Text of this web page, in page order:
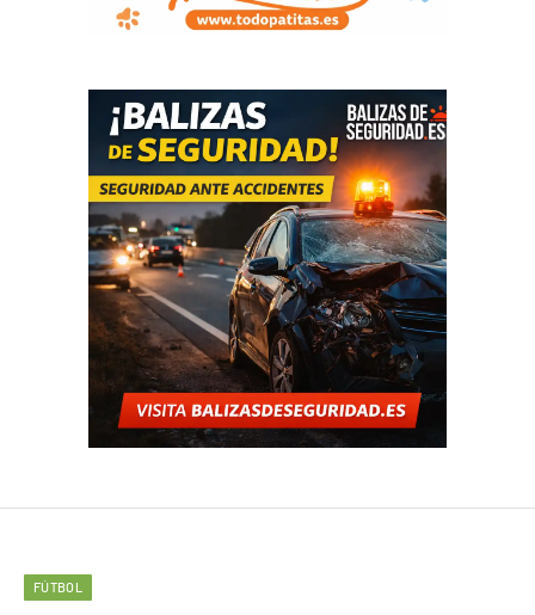
FÚTBOL